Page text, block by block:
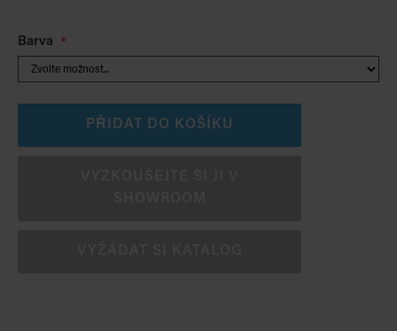
Barva
PŘIDAT DO KOŠÍKU